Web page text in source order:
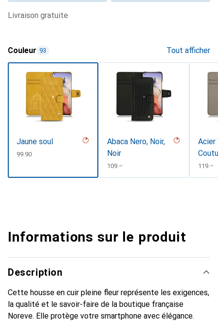
livraison gratuite
Couleur 93 Tout afficher
Jaune soul
CHF
99.90
Abaca Nero, Noir,
Noir
CHF
109.–
Acier
CHF
119.–
Informations sur le produit
Description
Cette housse en cuir pleine fleur représente les exigences,
la qualité et le savoir-faire de la boutique française
Noreve. Elle protège votre smartphone avec élégance.